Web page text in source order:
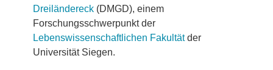
Dreiländereck(DMGD), einem
Forschungsschwerpunkt der
Lebenswissenschaftlichen Fakultätder
Universität Siegen.